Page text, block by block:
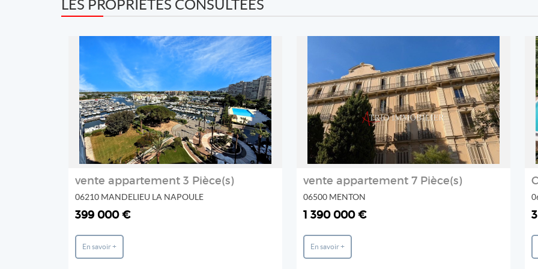
LES PROPRIÉTÉS CONSULTÉES
REF: 450V721A
PRESTIGIMMO
vente appartement 3 Pièce(s)
06210 MANDELIEU LA NAPOULE
399 000 €
En savoir +
ATRIO IMMOBILIER
2
vente appartement 7 Pièce(s)
06500 MENTON
1 390 000 €
En savoir +